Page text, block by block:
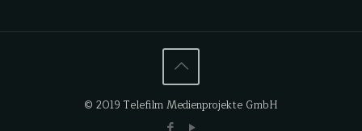
© 2019 Telefilm Medienprojekte GmbH